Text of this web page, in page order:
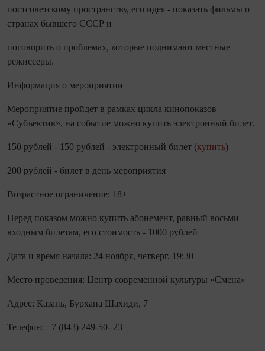
постсоветскому пространству, его идея - показать фильмы о
странах бывшего СССР и
поговорить о проблемах, которые поднимают местные
режиссеры.
Информация о мероприятии
Мероприятие пройдет в рамках цикла кинопоказов
«Субъектив», на событие можно купить электронный билет.
150 рублей - 150 рублей - электронный билет (купить)
200 рублей - билет в день мероприятия
Возрастное ограничение: 18+
Перед показом можно купить абонемент, равный восьми
входным билетам, его стоимость - 1000 рублей
Дата и время начала: 24 ноября, четверг, 19:30
Место проведения: Центр современной культуры «Смена»
Адрес: Казань, Бурхана Шахиди, 7
Телефон: +7 (843) 249-50- 23